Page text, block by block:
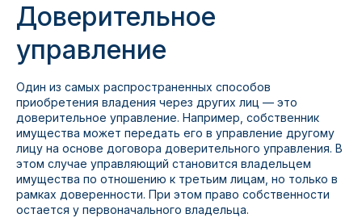
Доверительное
управление
Один из самых распространенных способов
приобретения владения через других лиц — это
доверительное управление. Например, собственник
имущества может передать его в управление другому
лицу на основе договора доверительного управления. В
этом случае управляющий становится владельцем
имущества по отношению к третьим лицам, но только в
рамках доверенности. При этом право собственности
остается у первоначального владельца.